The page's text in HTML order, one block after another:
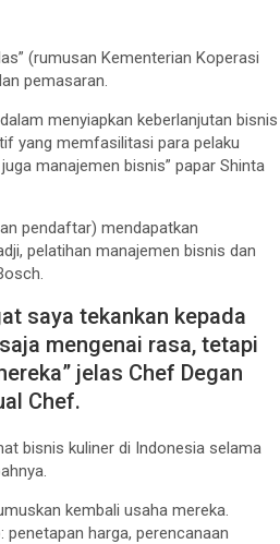
(rumusan Kementerian Koperasi
pemasaran.
menyiapkan keberlanjutan bisnis
yang memfasilitasi para pelaku
manajemen bisnis” papar Shinta
pendaftar) mendapatkan
pelatihan manajemen bisnis dan
saya tekankan kepada
mengenai rasa, tetapi
jelas Chef Degan
Chef.
bisnis kuliner di Indonesia selama
kembali usaha mereka.
harga, perencanaan